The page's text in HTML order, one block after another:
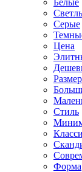
Белые
Серые
Цена
Стиль
Форма